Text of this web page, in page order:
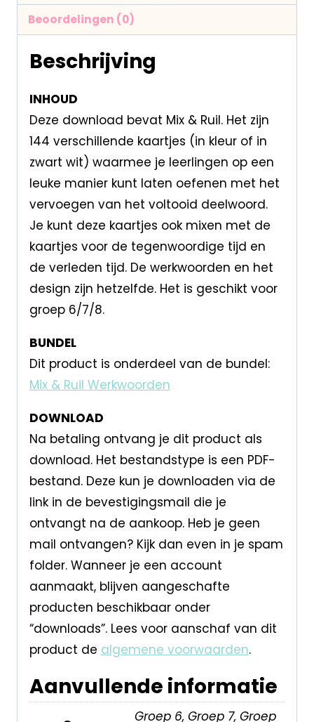
Beoordelingen (0)
Beschrijving
INHOUD
Deze download bevat Mix & Ruil. Het zijn
144 verschillende kaartjes (in kleur of in
zwart wit) waarmee je leerlingen op een
leuke manier kunt laten oefenen met het
vervoegen van het voltooid deelwoord.
Je kunt deze kaartjes ook mixen met de
kaartjes voor de tegenwoordige tijd en
de verleden tijd. De werkwoorden en het
design zijn hetzelfde. Het is geschikt voor
groep 6/7/8.
BUNDEL
Dit product is onderdeel van de bundel:
Mix & Ruil Werkwoorden
DOWNLOAD
Na betaling ontvang je dit product als
download. Het bestandstype is een PDF-
bestand. Deze kun je downloaden via de
link in de bevestigingsmail die je
ontvangt na de aankoop. Heb je geen
mail ontvangen? Kijk dan even in je spam
folder. Wanneer je een account
aanmaakt, blijven aangeschafte
producten beschikbaar onder
“downloads”. Lees voor aanschaf van dit
product de algemene voorwaarden.
Aanvullende informatie
Groep 6, Groep 7, Groep